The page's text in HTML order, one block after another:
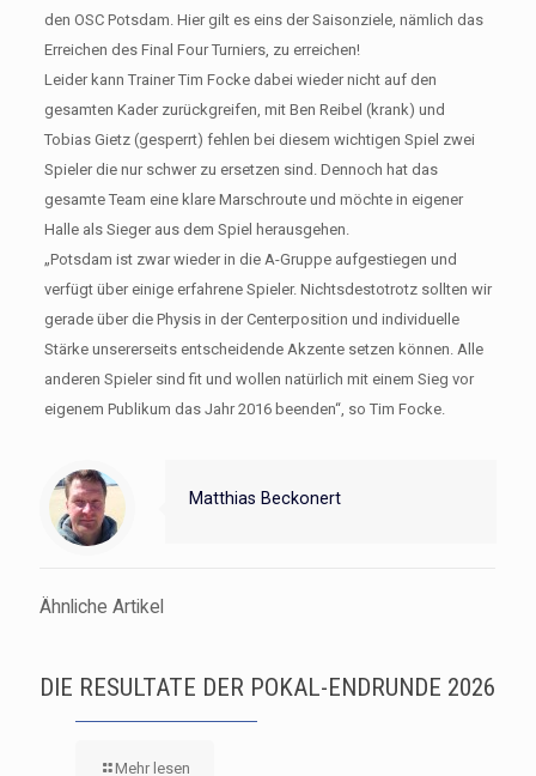
den OSC Potsdam. Hier gilt es eins der Saisonziele, nämlich das
Erreichen des Final Four Turniers, zu erreichen!
Leider kann Trainer Tim Focke dabei wieder nicht auf den
gesamten Kader zurückgreifen, mit Ben Reibel (krank) und
Tobias Gietz (gesperrt) fehlen bei diesem wichtigen Spiel zwei
Spieler die nur schwer zu ersetzen sind. Dennoch hat das
gesamte Team eine klare Marschroute und möchte in eigener
Halle als Sieger aus dem Spiel herausgehen.
„Potsdam ist zwar wieder in die A-Gruppe aufgestiegen und
verfügt über einige erfahrene Spieler. Nichtsdestotrotz sollten wir
gerade über die Physis in der Centerposition und individuelle
Stärke unsererseits entscheidende Akzente setzen können. Alle
anderen Spieler sind fit und wollen natürlich mit einem Sieg vor
eigenem Publikum das Jahr 2016 beenden“, so Tim Focke.
Matthias Beckonert
Ähnliche Artikel
DIE RESULTATE DER POKAL-ENDRUNDE 2026
Mehr lesen